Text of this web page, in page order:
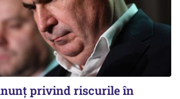
privind riscurile în